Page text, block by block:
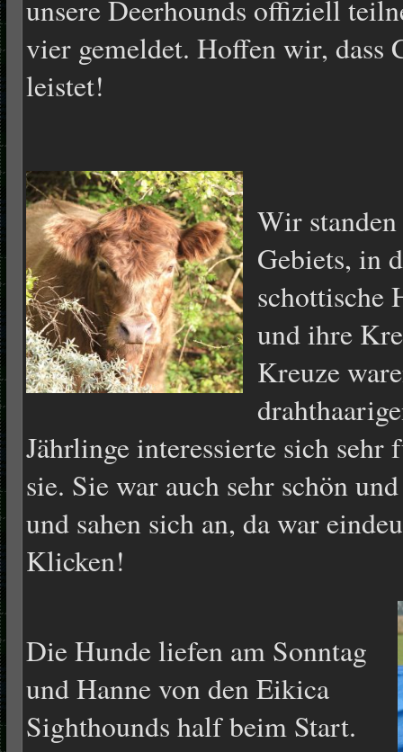
unsere Deerhounds offiziell
vier gemeldet. Hoffen wir, dass
leistet!
Wir
Gebiets, in
schottische
und ihre
Kreuze
Jährlinge interessierte sich
sie. Sie war auch sehr schön
und sahen sich an, da war
Klicken!
Die Hunde liefen am Sonntag
und Hanne von den Eikica
Sighthounds half beim Start.